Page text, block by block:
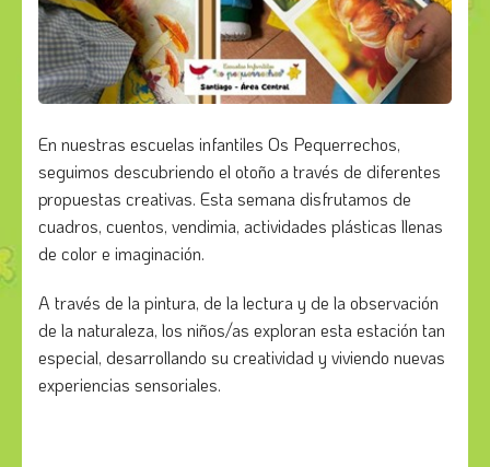
En nuestras escuelas infantiles Os Pequerrechos,
seguimos descubriendo el otoño a través de diferentes
propuestas creativas. Esta semana disfrutamos de
cuadros, cuentos, vendimia, actividades plásticas llenas
de color e imaginación.
A través de la pintura, de la lectura y de la observación
de la naturaleza, los niños/as exploran esta estación tan
especial, desarrollando su creatividad y viviendo nuevas
experiencias sensoriales.